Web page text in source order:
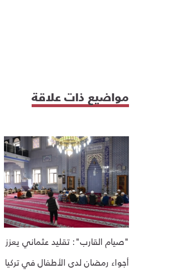
مواضيع ذات علاقة
"صيام القارب": تقليد عثماني يعزز
أجواء رمضان لدى الأطفال في تركيا